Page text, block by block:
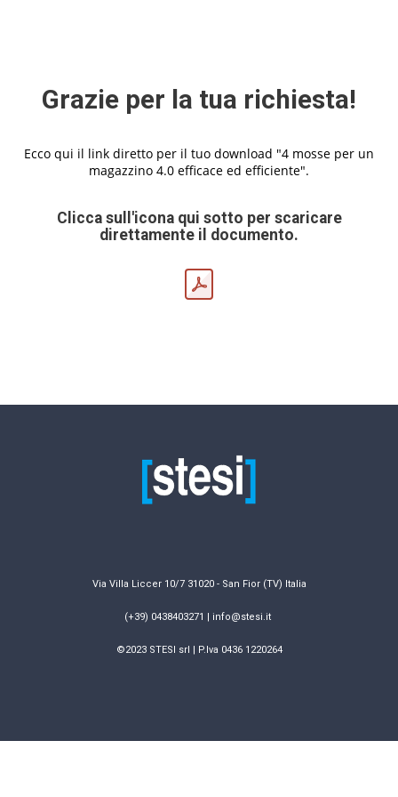
Grazie per la tua richiesta!
Ecco qui il link diretto per il tuo download "4 mosse per un
magazzino 4.0 efficace ed efficiente".
Clicca sull'icona qui sotto per scaricare
direttamente il documento.
Via Villa Liccer 10/7 31020 - San Fior (TV) Italia
(+39) 0438403271 | info@stesi.it
©2023 STESI srl | P.Iva 0436 1220264